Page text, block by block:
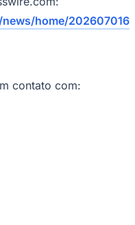
home/202607016
contato com: